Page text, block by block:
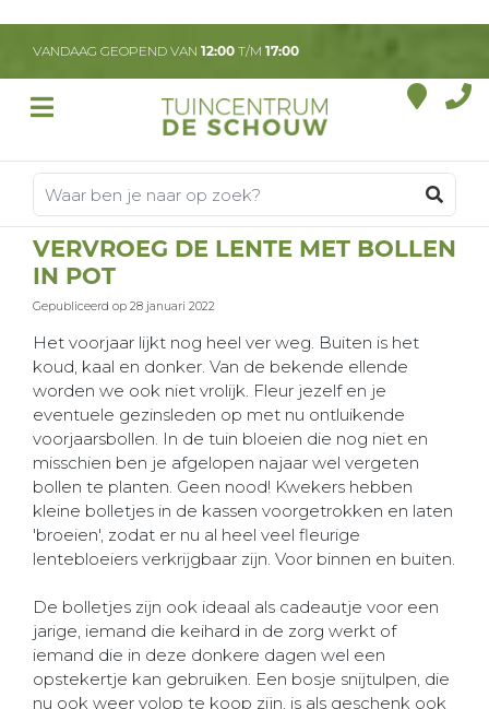
a
t
VANDAAG GEOPEND VAN 12:00 T/M 17:00
VERVROEG DE LENTE MET BOLLEN
IN POT
Gepubliceerd op 28 januari 2022
Het voorjaar lijkt nog heel ver weg. Buiten is het
koud, kaal en donker. Van de bekende ellende
worden we ook niet vrolijk. Fleur jezelf en je
eventuele gezinsleden op met nu ontluikende
voorjaarsbollen. In de tuin bloeien die nog niet en
misschien ben je afgelopen najaar wel vergeten
bollen te planten. Geen nood! Kwekers hebben
kleine bolletjes in de kassen voorgetrokken en laten
'broeien', zodat er nu al heel veel fleurige
lentebloeiers verkrijgbaar zijn. Voor binnen en buiten.
De bolletjes zijn ook ideaal als cadeautje voor een
jarige, iemand die keihard in de zorg werkt of
iemand die in deze donkere dagen wel een
opstekertje kan gebruiken. Een bosje snijtulpen, die
nu ook weer volop te koop zijn, is als geschenk ook